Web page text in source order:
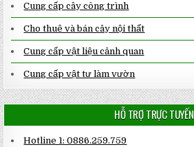
Cung cấp cây công trình
Cho thuê và bán cây nội thất
Cung cấp vật liệu cảnh quan
Cung cấp vật tư làm vườn
HỖ TRỢ TRỰC TUYẾN
Hotline 1: 0886.259.759